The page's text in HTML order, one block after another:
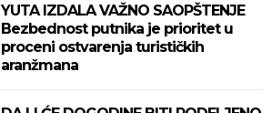
YUTA IZDALA VAŽNO SAOPŠTENJE
Bezbednost putnika je prioritet u
proceni ostvarenja turističkih
aranžmana